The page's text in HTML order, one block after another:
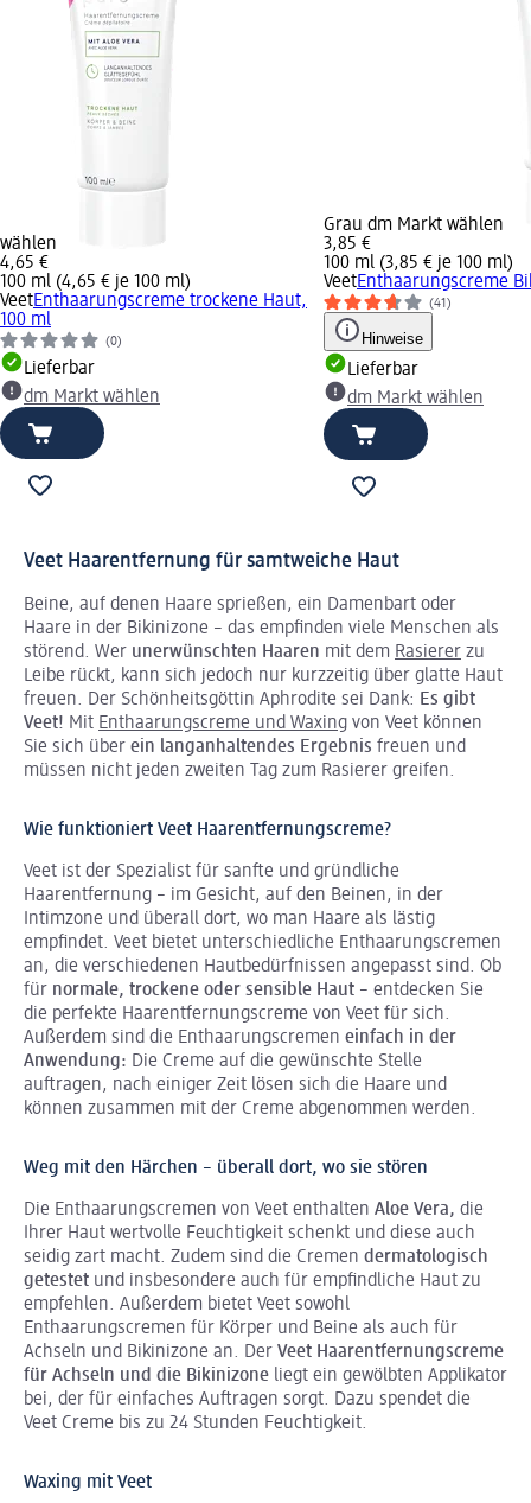
wählen
4,65 €
100 ml (4,65 € je 100 ml)
VeetEnthaarungscreme trockene Haut,
100 ml
(0)
Lieferbar
dm Markt wählen
Grau dm Markt wählen
3,85 €
100 ml (3,85 € je 100 ml)
VeetEnthaarungscreme
(41)
Hinweise
Lieferbar
dm Markt wählen
Veet Haarentfernung für samtweiche Haut
Beine, auf denen Haare sprießen, ein Damenbart oder
Haare in der Bikinizone – das empfinden viele Menschen als
störend. Wer unerwünschten Haaren mit dem Rasierer zu
Leibe rückt, kann sich jedoch nur kurzzeitig über glatte Haut
freuen. Der Schönheitsgöttin Aphrodite sei Dank: Es gibt
Veet! Mit Enthaarungscreme und Waxing von Veet können
Sie sich über ein langanhaltendes Ergebnis freuen und
müssen nicht jeden zweiten Tag zum Rasierer greifen.
Wie funktioniert Veet Haarentfernungscreme?
Veet ist der Spezialist für sanfte und gründliche
Haarentfernung – im Gesicht, auf den Beinen, in der
Intimzone und überall dort, wo man Haare als lästig
empfindet. Veet bietet unterschiedliche Enthaarungscremen
an, die verschiedenen Hautbedürfnissen angepasst sind. Ob
für normale, trockene oder sensible Haut – entdecken Sie
die perfekte Haarentfernungscreme von Veet für sich.
Außerdem sind die Enthaarungscremen einfach in der
Anwendung: Die Creme auf die gewünschte Stelle
auftragen, nach einiger Zeit lösen sich die Haare und
können zusammen mit der Creme abgenommen werden.
Weg mit den Härchen – überall dort, wo sie stören
Die Enthaarungscremen von Veet enthalten Aloe Vera, die
Ihrer Haut wertvolle Feuchtigkeit schenkt und diese auch
seidig zart macht. Zudem sind die Cremen dermatologisch
getestet und insbesondere auch für empfindliche Haut zu
empfehlen. Außerdem bietet Veet sowohl
Enthaarungscremen für Körper und Beine als auch für
Achseln und Bikinizone an. Der Veet Haarentfernungscreme
für Achseln und die Bikinizone liegt ein gewölbten Applikator
bei, der für einfaches Auftragen sorgt. Dazu spendet die
Veet Creme bis zu 24 Stunden Feuchtigkeit.
Waxing mit Veet